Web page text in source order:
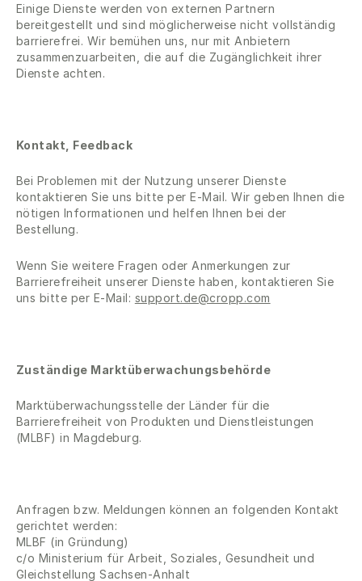
Einige Dienste werden von externen Partnern
bereitgestellt und sind möglicherweise nicht vollständig
barrierefrei. Wir bemühen uns, nur mit Anbietern
zusammenzuarbeiten, die auf die Zugänglichkeit ihrer
Dienste achten.
Kontakt, Feedback
Bei Problemen mit der Nutzung unserer Dienste
kontaktieren Sie uns bitte per E-Mail. Wir geben Ihnen die
nötigen Informationen und helfen Ihnen bei der
Bestellung.
Wenn Sie weitere Fragen oder Anmerkungen zur
Barrierefreiheit unserer Dienste haben, kontaktieren Sie
uns bitte per E-Mail: support.de@cropp.com
Zuständige Marktüberwachungsbehörde
Marktüberwachungsstelle der Länder für die
Barrierefreiheit von Produkten und Dienstleistungen
(MLBF) in Magdeburg.
Anfragen bzw. Meldungen können an folgenden Kontakt
gerichtet werden:
MLBF (in Gründung)
c/o Ministerium für Arbeit, Soziales, Gesundheit und
Gleichstellung Sachsen-Anhalt